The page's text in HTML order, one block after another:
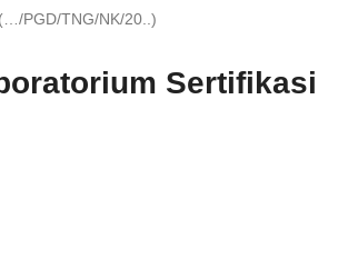
PGD/TNG/NK/20..)
Sertifikasi